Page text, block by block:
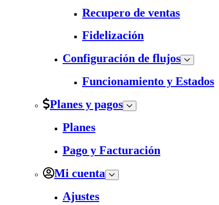
Recupero de ventas
Fidelización
Configuración de flujos
Funcionamiento y Estados
Planes y pagos
Planes
Pago y Facturación
Mi cuenta
Ajustes